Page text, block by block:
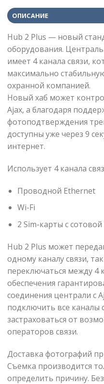
ОПИСАНИЕ
Hub 2 Plus — новый
оборудования.
имеет 4 канала связи,
максимально
охранной компанией.
Новый хаб может
Ajax, а благодаря
фотоподтверждения
доступны уже через 9
интернет.
Использует 4 канала
Проводной Ethernet
Wi-Fi
2 Sim-карты с
Hub 2 Plus может
одному каналу связи,
переключаться между 4
обеспечения
соединения централи с
подключить все каналы
застраховаться от
операторов связи.
Доставка фотографий
Cъемка производится
определить причину.